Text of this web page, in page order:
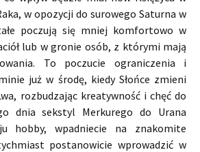
w opozycji do surowego Saturna w
poczują się mniej komfortowo w
lub w gronie osób, z którymi mają
To poczucie ograniczenia i
już w środę, kiedy Słońce zmieni
rozbudzając kreatywność i chęć do
dnia sekstyl Merkurego do Urana
hobby, wpadniecie na znakomite
postanowicie wprowadzić w